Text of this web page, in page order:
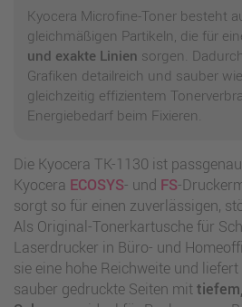
Kyocera Microfine-Toner besteht
gleichmäßigen Partikeln, die für
und exakte Linien sorgen.
Grafiken detailreich und sauber
gleichzeitig effizientem
Energiebedarf beim Fixieren.
Die Kyocera TK-1130 ist
Kyocera ECOSYS- und FS-
sorgt so für einen zuverlässigen,
Als Original-Tonerkartusche für
Laserdrucker in Büro- und
sie eine hohe Reichweite und
sauber gedruckte Seiten mit